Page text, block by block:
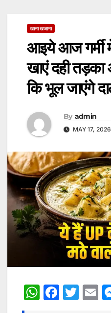
खाना खजाना
आइये आज गर्मी
खाएं दही तड़का
कि भूल जाएंगे
By admin
MAY 17, 2026
W F
T
E